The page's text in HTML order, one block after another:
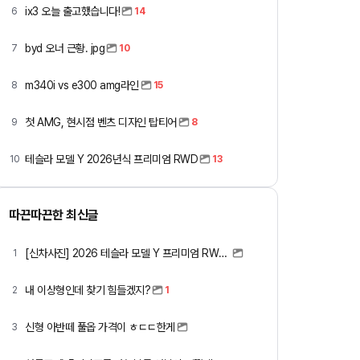
6 ix3 오늘 출고했습니다! 14
7 byd 오너 근황. jpg 10
8 m340i vs e300 amg라인 15
9 첫 AMG, 현시점 벤츠 디자인 탑티어 8
10 테슬라 모델 Y 2026년식 프리미엄 RWD 13
따끈따끈한 최신글
1 [신차사진] 2026 테슬라 모델 Y 프리미엄 RWD (펄 화이트 + 블랙시트)
2 내 이상형인데 찾기 힘들겠지? 1
3 신형 아반떼 풀옵 가격이 ㅎㄷㄷ한게